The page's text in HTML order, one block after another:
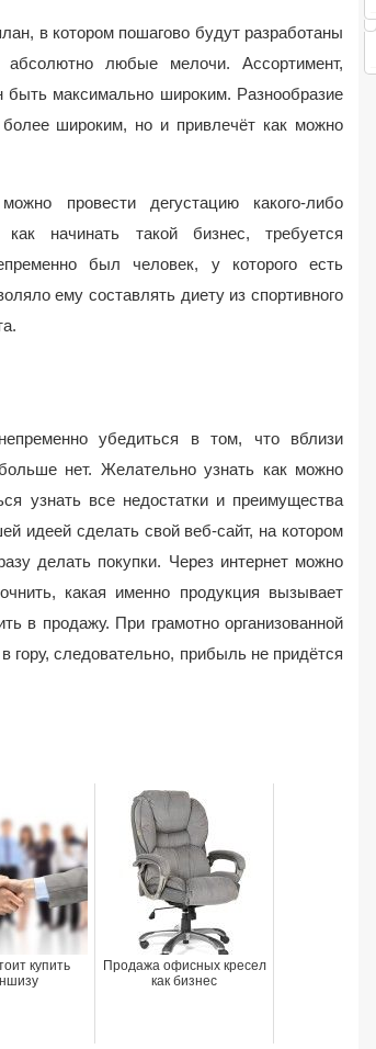
в котором пошагово будут разработаны
любые мелочи. Ассортимент,
максимально широким. Разнообразие
широким, но и привлечёт как можно
провести дегустацию какого-либо
начинать такой бизнес, требуется
был человек, у которого есть
ему составлять диету из спортивного
убедиться в том, что вблизи
нет. Желательно узнать как можно
узнать все недостатки и преимущества
идеей сделать свой веб-сайт, на котором
делать покупки. Через интернет можно
какая именно продукция вызывает
в продажу. При грамотно организованной
гору, следовательно, прибыль не придётся
купить
Продажа офисных кресел
как бизнес